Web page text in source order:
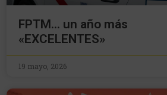
FPTM… un año más
«EXCELENTES»
19 mayo, 2026